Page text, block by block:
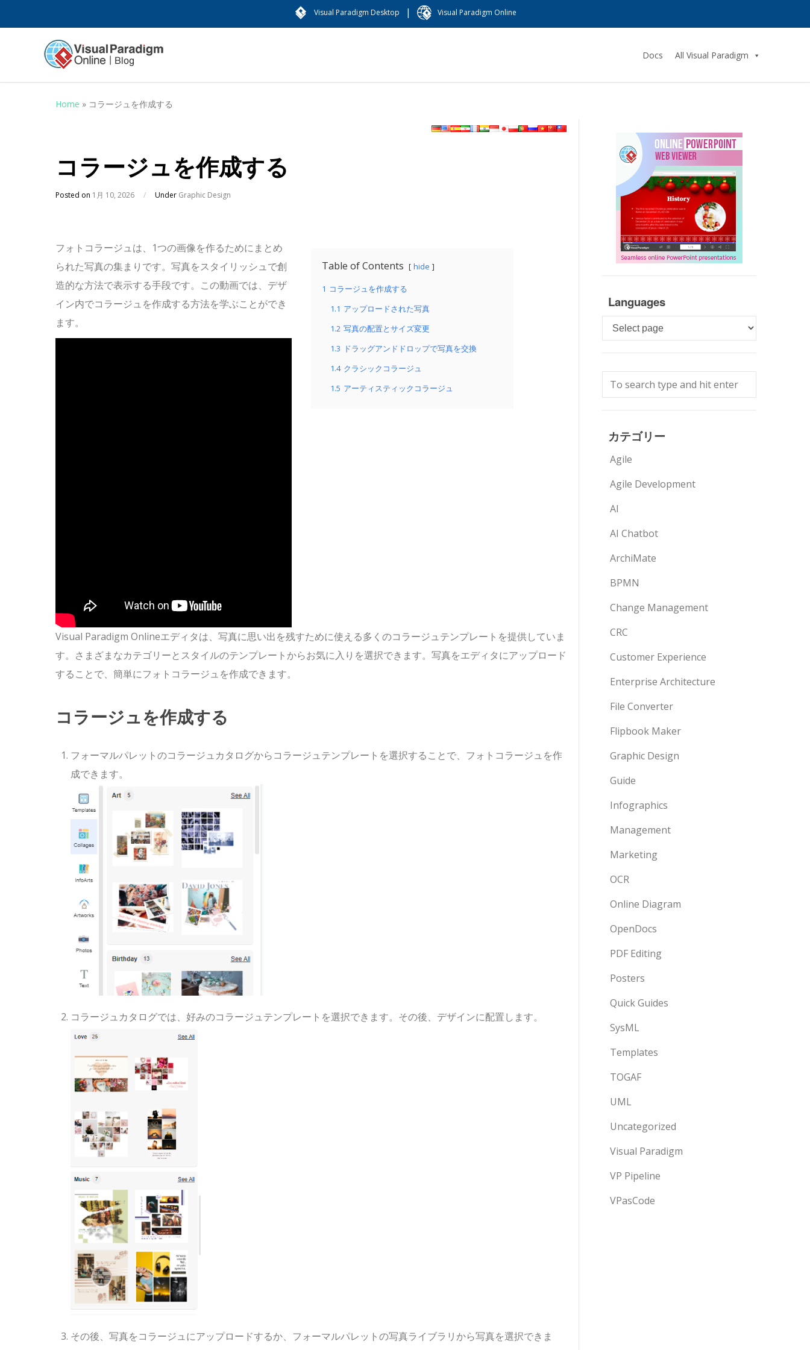
Visual Paradigm Desktop | Visual Paradigm Online
Docs All Visual Paradigm
Home » コラージュを作成する
コラージュを作成する
Posted on 1月 10, 2026 / Under Graphic Design
Table of Contents hide
1 コラージュを作成する
1.1 アップロードされた写真
1.2 写真の配置とサイズ変更
1.3 ドラッグアンドドロップで写真を交換
1.4 クラシックコラージュ
1.5 アーティスティックコラージュ
フォトコラージュは、1つの画像を作るためにまとめ
られた写真の集まりです。写真をスタイリッシュで創
造的な方法で表示する手段です。この動画では、デザ
イン内でコラージュを作成する方法を学ぶことができ
ます。
Visual Paradigm Onlineエディタは、写真に思い出を残すために使える多くのコラージュテンプレートを提供していま
す。さまざまなカテゴリーとスタイルのテンプレートからお気に入りを選択できます。写真をエディタにアップロード
することで、簡単にフォトコラージュを作成できます。
コラージュを作成する
フォーマルパレットのコラージュカタログからコラージュテンプレートを選択することで、フォトコラージュを作
成できます。
コラージュカタログでは、好みのコラージュテンプレートを選択できます。その後、デザインに配置します。
その後、写真をコラージュにアップロードするか、フォーマルパレットの写真ライブラリから写真を選択できま
Languages
Languages
カテゴリー
Agile
Agile Development
AI
AI Chatbot
ArchiMate
BPMN
Change Management
CRC
Customer Experience
Enterprise Architecture
File Converter
Flipbook Maker
Graphic Design
Guide
Infographics
Management
Marketing
OCR
Online Diagram
OpenDocs
PDF Editing
Posters
Quick Guides
SysML
Templates
TOGAF
UML
Uncategorized
Visual Paradigm
VP Pipeline
VPasCode